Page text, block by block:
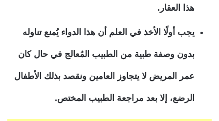
هذا العقار.
يجب أولًا الأخذ في العلم أن هذا الدواء يُمنع تناوله
بدون وصفة طبية من الطبيب المُعالج في حال كان
عمر المريض لا يتجاوز العامين ونقصد بذلك الأطفال
الرضع، إلا بعد مراجعة الطبيب المختص.